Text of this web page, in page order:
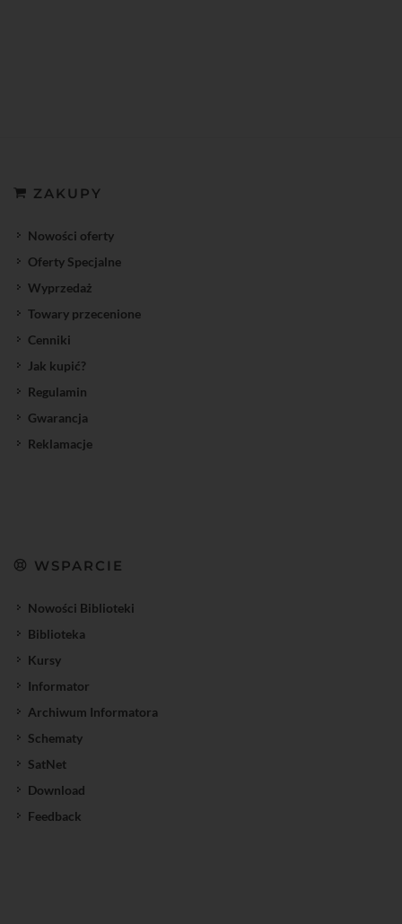
ZAKUPY
Nowości oferty
Oferty Specjalne
Wyprzedaż
Towary przecenione
Cenniki
Jak kupić?
Regulamin
Gwarancja
Reklamacje
WSPARCIE
Nowości Biblioteki
Biblioteka
Kursy
Informator
Archiwum Informatora
Schematy
SatNet
Download
Feedback